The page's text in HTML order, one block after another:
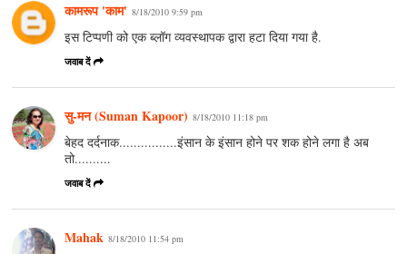
कामरूप 'काम' 8/18/2010 9:59 pm
इस टिप्पणी को एक ब्लॉग व्यवस्थापक द्वारा हटा दिया गया है.
जवाब दें
सु-मन (Suman Kapoor) 8/18/2010 11:18 pm
बेहद दर्दनाक................इंसान के इंसान होने पर शक होने लगा है अब
तो..........
जवाब दें
Mahak 8/18/2010 11:54 pm